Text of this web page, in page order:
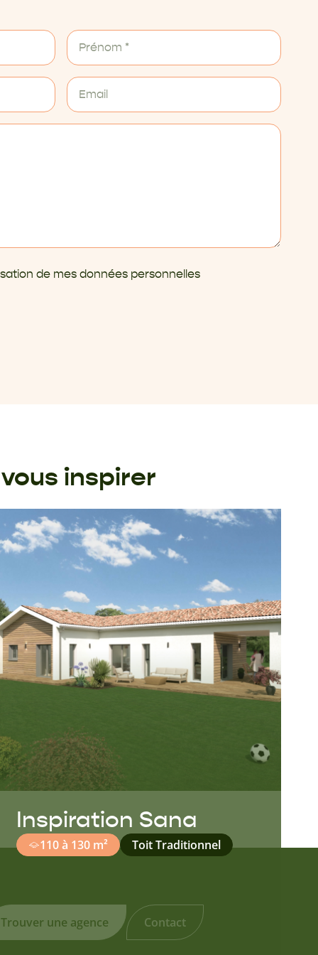
de mes données personnelles
inspirer
Inspiration Sana
110 à 130 m² Toit Traditionnel
Trouver une agence Contact